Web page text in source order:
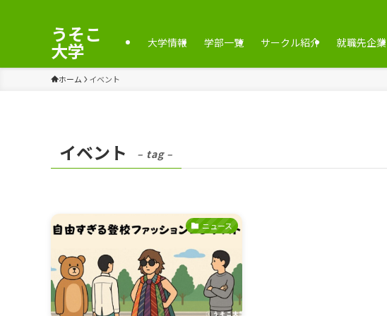
うそこ
大学 大学情報 学部一覧 サークル紹介 就職先企業
ホーム イベント
イベント – tag –
ニュース